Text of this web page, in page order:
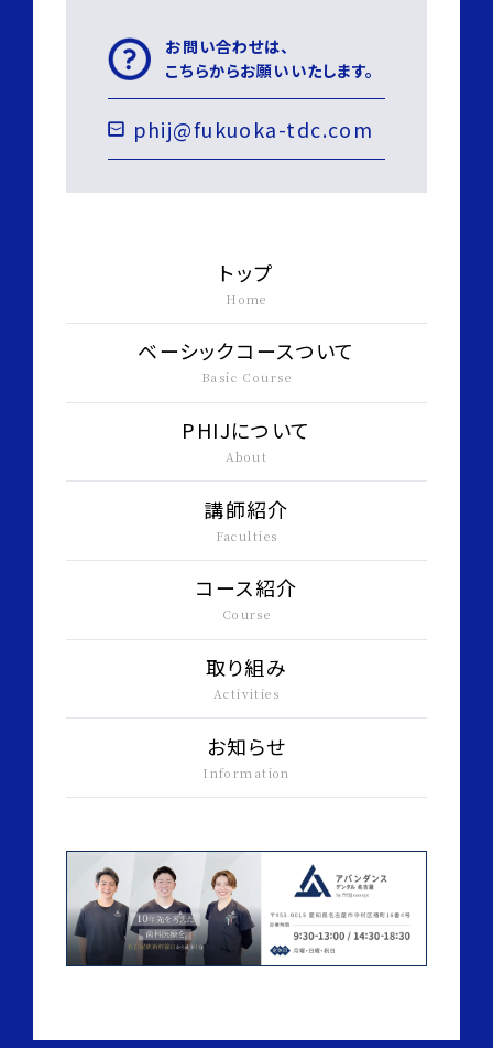
お問い合わせは、
こちらからお願いいたします。
phij@fukuoka-tdc.com
トップ
Home
ベーシックコースついて
Basic Course
PHIJについて
About
講師紹介
Faculties
コース紹介
Course
取り組み
Activities
お知らせ
Information